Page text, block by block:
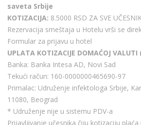
saveta Srbije
KOTIZACIJA: 8.5000 RSD ZA SVE
Rezervacija smeštaja u Hotelu vrši se
Formular za prijavu u hotel
UPLATA KOTIZACIJE DOMAĆOJ VALUTI
Banka: Banka Intesa AD, Novi Sad
Tekući račun: 160-0000000465690-97
Primalac: Udruženje infektologa Srbije,
11080, Beograd
* Udruženje nije u sistemu PDV-a
Prijavljivanje učesnika čiju kotizaciju plaća